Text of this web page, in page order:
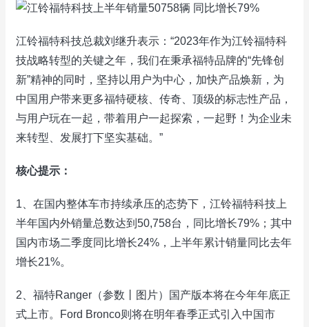
江铃福特科技总裁刘继升表示：“2023年作为江铃福特科
技战略转型的关键之年，我们在秉承福特品牌的“先锋创
新”精神的同时，坚持以用户为中心，加快产品焕新，为
中国用户带来更多福特硬核、传奇、顶级的标志性产品，
与用户玩在一起，带着用户一起探索，一起野！为企业未
来转型、发展打下坚实基础。”
核心提示：
1、在国内整体车市持续承压的态势下，江铃福特科技上
半年国内外销量总数达到50,758台，同比增长79%；其中
国内市场二季度同比增长24%，上半年累计销量同比去年
增长21%。
2、福特Ranger（参数丨图片）国产版本将在今年年底正
式上市。Ford Bronco则将在明年春季正式引入中国市